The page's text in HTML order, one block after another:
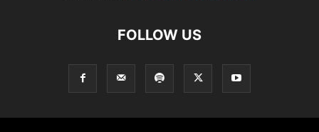
FOLLOW US